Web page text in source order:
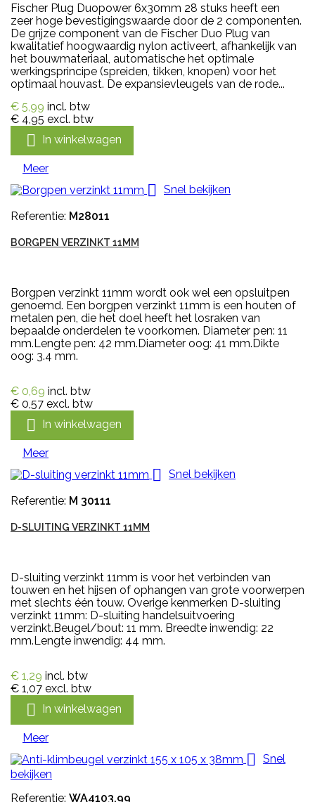
Fischer Plug Duopower 6x30mm 28 stuks heeft een
zeer hoge bevestigingswaarde door de 2 componenten.
De grijze component van de Fischer Duo Plug van
kwalitatief hoogwaardig nylon activeert, afhankelijk van
het bouwmateriaal, automatische het optimale
werkingsprincipe (spreiden, tikken, knopen) voor het
optimaal houvast. De expansievleugels van de rode...
€ 5,99 incl. btw
€ 4,95 excl. btw
 In winkelwagen
Meer
 Snel bekijken
Referentie: M28011
BORGPEN VERZINKT 11MM
Borgpen verzinkt 11mm wordt ook wel een opsluitpen
genoemd. Een borgpen verzinkt 11mm is een houten of
metalen pen, die het doel heeft het losraken van
bepaalde onderdelen te voorkomen. Diameter pen: 11
mm.Lengte pen: 42 mm.Diameter oog: 41 mm.Dikte
oog: 3.4 mm.
€ 0,69 incl. btw
€ 0,57 excl. btw
 In winkelwagen
Meer
 Snel bekijken
Referentie: M 30111
D-SLUITING VERZINKT 11MM
D-sluiting verzinkt 11mm is voor het verbinden van
touwen en het hijsen of ophangen van grote voorwerpen
met slechts één touw. Overige kenmerken D-sluiting
verzinkt 11mm: D-sluiting handelsuitvoering
verzinkt.Beugel/bout: 11 mm. Breedte inwendig: 22
mm.Lengte inwendig: 44 mm.
€ 1,29 incl. btw
€ 1,07 excl. btw
 In winkelwagen
Meer
 Snel
bekijken
Referentie: WA4103.99